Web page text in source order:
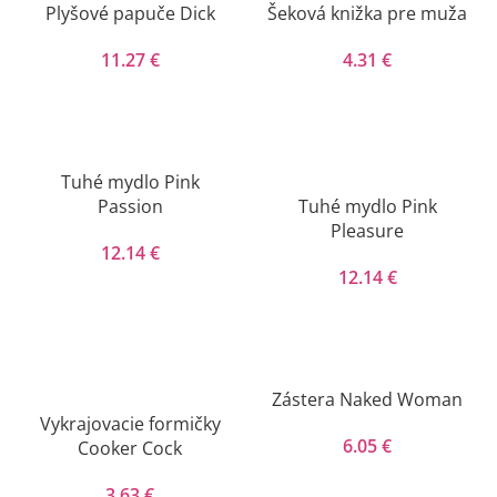
Plyšové papuče Dick
11.27€
Šeková knižka pre muža
4.31 €
Tuhé mydlo Pink
Passion
12.14€
Tuhé mydlo Pink
Pleasure
12.14€
Vykrajovacie formičky
Cooker Cock
Zástera Naked Woman
6.05€